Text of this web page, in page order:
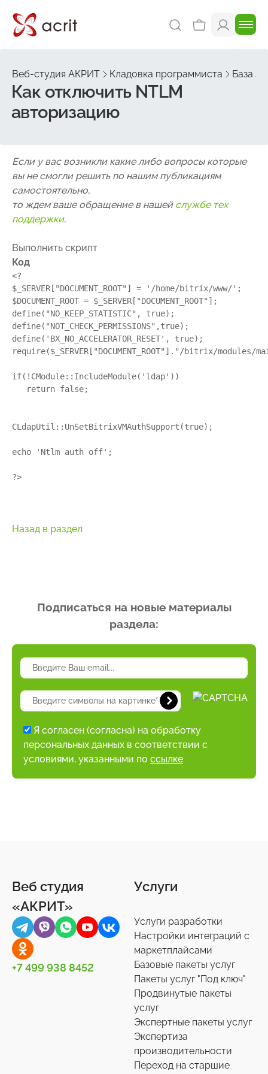
Веб-студия АКРИТ Кладовка программиста База
Как отключить NTLM
авторизацию
Если у вас возникли какие либо вопросы которые
вы не смогли решить по нашим публикациям
самостоятельно,
то ждем ваше обращение в нашей службе тех
поддержки.
Выполнить скрипт
Код
<?
$_SERVER["DOCUMENT_ROOT"] = '/home/bitrix/www/';
$DOCUMENT_ROOT = $_SERVER["DOCUMENT_ROOT"];
define("NO_KEEP_STATISTIC", true);
define("NOT_CHECK_PERMISSIONS",true);
define('BX_NO_ACCELERATOR_RESET', true);
require($_SERVER["DOCUMENT_ROOT"]."/bitrix/
if(!CModule::IncludeModule('ldap'))
return false;
CLdapUtil::UnSetBitrixVMAuthSupport(true);
echo 'Ntlm auth off';
?>
Назад в раздел
Подписаться на новые материалы
раздела:
Я согласен (согласна) на обработку
персональных данных в соответствии с
условиями, указанными по ссылке
Веб студия
«АКРИТ»
+7 499 938 8452
Услуги
Услуги разработки
Настройки интеграций с
маркетплайсами
Базовые пакеты услуг
Пакеты услуг "Под ключ"
Продвинутые пакеты
услуг
Экспертные пакеты услуг
Экспертиза
производительности
Переход на старшие